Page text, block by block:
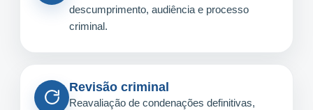
descumprimento, audiência e processo
criminal.
Revisão criminal
Reavaliação de condenações definitivas,